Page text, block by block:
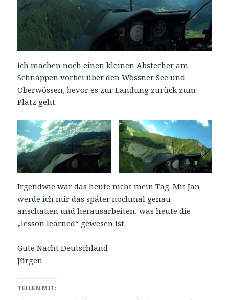
Ich machen noch einen kleinen Abstecher am
Schnappen vorbei über den Wössner See und
Oberwössen, bevor es zur Landung zurück zum
Platz geht.
Irgendwie war das heute nicht mein Tag. Mit Jan
werde ich mir das später nochmal genau
anschauen und herausarbeiten, was heute die
„lesson learned“ gewesen ist.
Gute Nacht Deutschland
Jürgen
TEILEN MIT: